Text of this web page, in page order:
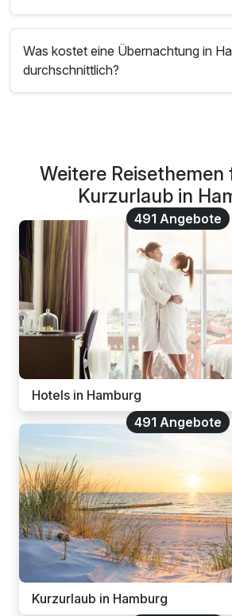
Was kostet eine Übernachtung in
durchschnittlich?
Weitere Reisethemen
Kurzurlaub in
491 Angebote
Hotels in Hamburg
491 Angebote
Kurzurlaub in Hamburg